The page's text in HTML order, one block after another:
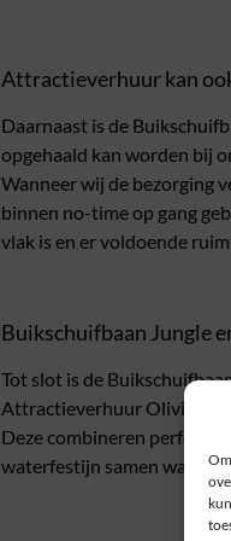
Attractieverhuur kan
Daarnaast is de
opgehaald kan worden bij
Wanneer wij de bezorging
binnen no-time op gang
vlak is en er voldoende
Buikschuifbaan Jungle
Tot slot is de
Attractieverhuur Olivier.
Deze combineren perfect
waterfestijn samen waarin